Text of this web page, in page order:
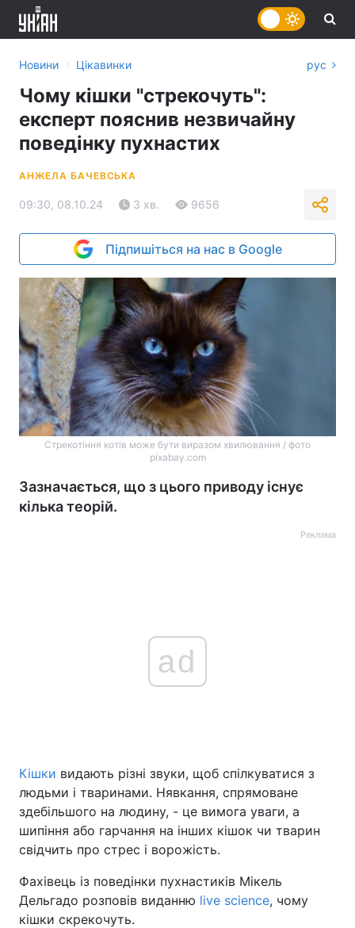
Головна Війна
Україна Політика
Економіка Світ
Спорт Наука
Техно і зв'язок
Новини › Цікавинки рус
Чому кішки "стрекочуть":
експерт пояснив незвичайну
поведінку пухнастих
АНЖЕЛА БАЧЕВСЬКА
09:30, 08.10.24 3 хв. 9656
Підпишіться на нас в Google
Стрекотіння котів може бути виразом хвилювання / фото
pixabay.com
Зазначається, що з цього приводу існує
кілька теорій.
Реклама
ad
Кішки видають різні звуки, щоб спілкуватися з
людьми і тваринами. Нявкання, спрямоване
здебільшого на людину, - це вимога уваги, а
шипіння або гарчання на інших кішок чи тварин
свідчить про стрес і ворожість.
Фахівець із поведінки пухнастиків Мікель
Дельгадо розповів виданню live science, чому
кішки скрекочуть.